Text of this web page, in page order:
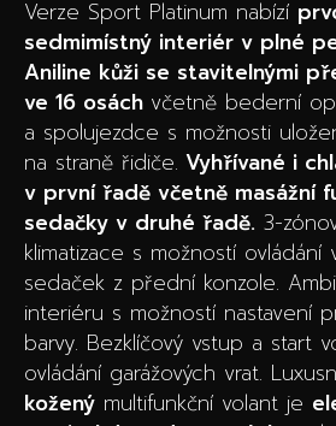
Verze Sport Platinum nabízí
sedmimístný interiér v plné
Aniline kůži se stavitelnými
ve 16 osách včetně bederní
a spolujezdce s možnosti
na straně řidiče. Vyhřívané i
v první řadě včetně masážní
sedačky v druhé řadě. 3-
klimatizace s možností ovládání
sedaček z přední konzole.
interiéru s možností nastavení
barvy. Bezklíčový vstup a start
ovládání garážových vrat.
kožený multifunkční volant je